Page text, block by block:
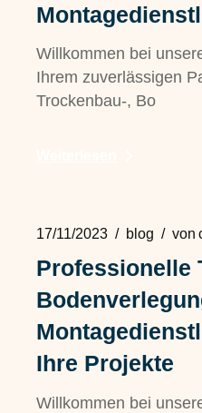
Willkommen bei
Ihrem zuverlässigen
Trockenbau-, Bo
17/11/2023 blog von
Professionelle
Ihre Projekte
Willkommen bei